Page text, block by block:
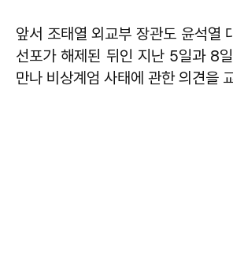
앞서 조태열 외교부 장관도 윤석열
선포가 해제된 뒤인 지난 5일과 8
만나 비상계엄 사태에 관한 의견을